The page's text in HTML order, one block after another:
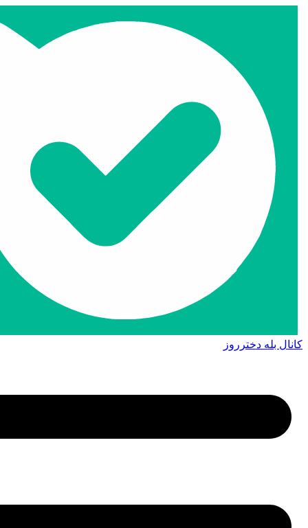
کانال بله دخترروز